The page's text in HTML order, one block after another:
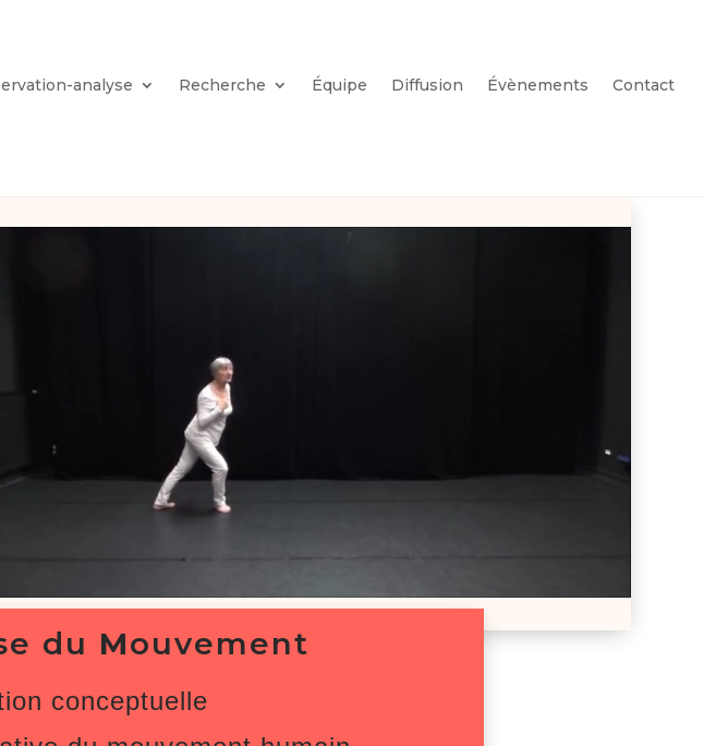
analyse Recherche Équipe Diffusion Évènements Contact
du Mouvement
conceptuelle